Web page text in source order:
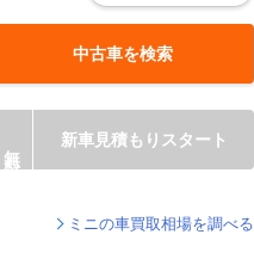
中古車を検索
新車見積もりスタート
ミニの車買取相場を調べる